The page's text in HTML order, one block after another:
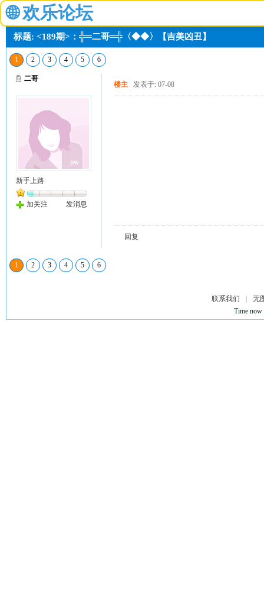
🌐 欢乐论坛
标题: <189期>：╬═二哥═╬〈◆◆〉【吉美凶丑】
1 2 3 4 5 6
二哥
新手上路
加关注 发消息
楼主 发表于: 07-08
回复
1 2 3 4 5 6
联系我们
无
Time now